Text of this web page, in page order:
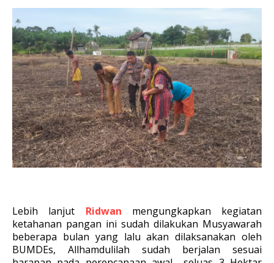
Lebih lanjut Ridwan mengungkapkan kegiatan
ketahanan pangan ini sudah dilakukan Musyawarah
beberapa bulan yang lalu akan dilaksanakan oleh
BUMDEs, Allhamdulilah sudah berjalan sesuai